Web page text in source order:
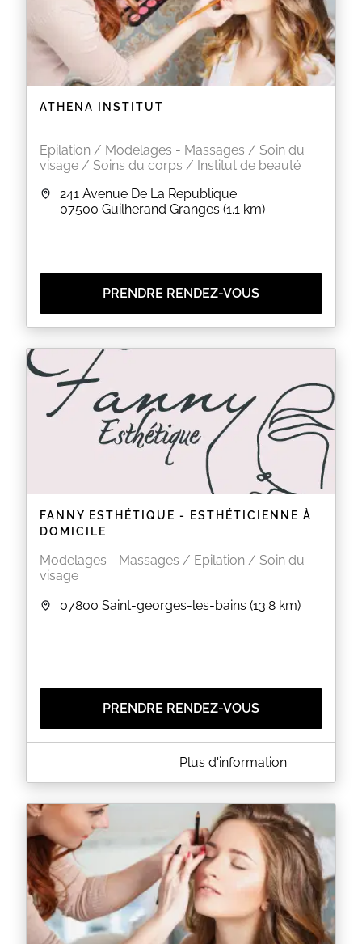
EN SAVOIR PLUS
ATHENA INSTITUT
Epilation / Modelages - Massages / Soin du
visage / Soins du corps / Institut de beauté
241 Avenue De La Republique
07500 Guilherand Granges (1.1 km)
PRENDRE RENDEZ-VOUS
FANNY ESTHÉTIQUE - ESTHÉTICIENNE À
DOMICILE
Modelages - Massages / Epilation / Soin du
visage
07800 Saint-georges-les-bains (13.8 km)
PRENDRE RENDEZ-VOUS
A PROPOS DE FANNY ESTHÉTIQUE - ESTHÉTICIENNE
Drôme et Ardèche
Je me déplace à votre domicile pour toutes vos
épilations et vos soins visage ou corps.
Je me déplace pour un total de prestation d'un
minimum de 45min.
* -10% sur votre premier Rendez-vous *
Je travaille avec la marque Calièce pour les soins
du visage.
Plus d'information